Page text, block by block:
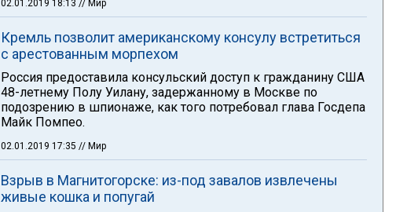
02.01.2019 18:13 // Мир
Кремль позволит американскому консулу встретиться
с арестованным морпехом
Россия предоставила консульский доступ к гражданину США
48-летнему Полу Уилану, задержанному в Москве по
подозрению в шпионаже, как того потребовал глава Госдепа
Майк Помпео.
02.01.2019 17:35 // Мир
Взрыв в Магнитогорске: из-под завалов извлечены
живые кошка и попугай